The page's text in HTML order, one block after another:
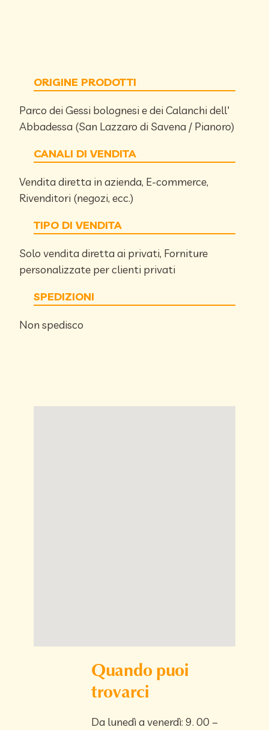
ORIGINE PRODOTTI
Parco dei Gessi bolognesi e dei Calanchi dell'
Abbadessa (San Lazzaro di Savena / Pianoro)
CANALI DI VENDITA
Vendita diretta in azienda, E-commerce,
Rivenditori (negozi, ecc.)
TIPO DI VENDITA
Solo vendita diretta ai privati, Forniture
personalizzate per clienti privati
SPEDIZIONI
Non spedisco
Quando puoi
trovarci
Da lunedì a venerdì: 9. 00 –